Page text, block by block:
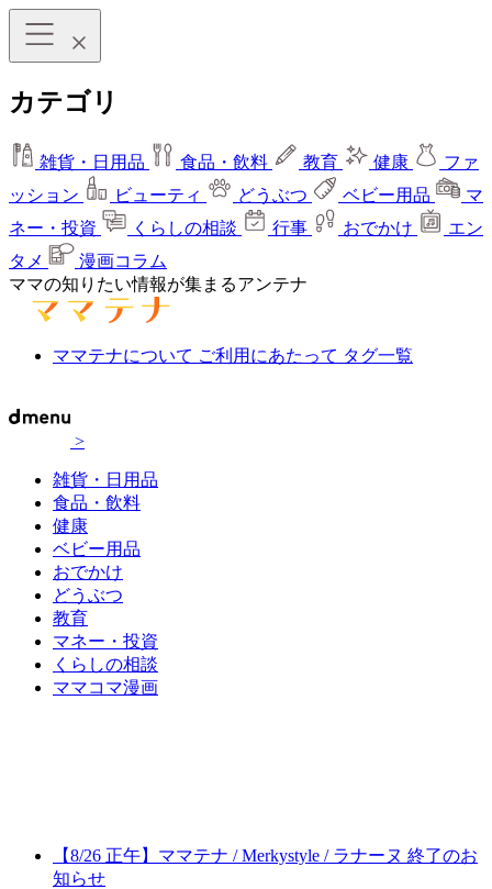
カテゴリ
雑貨・日用品 食品・飲料 教育 健康
ファ
ッション
ビューティ どうぶつ ベビー用品
マ
ネー・投資
くらしの相談 行事 おでかけ
エン
タメ
漫画コラム
ママの知りたい情報が集まるアンテナ
ママテナについて ご利用にあたって タグ一覧
>
雑貨・日用品
食品・飲料
健康
ベビー用品
おでかけ
どうぶつ
教育
マネー・投資
くらしの相談
ママコマ漫画
【8/26 正午】ママテナ / Merkystyle / ラナーヌ 終了のお
知らせ